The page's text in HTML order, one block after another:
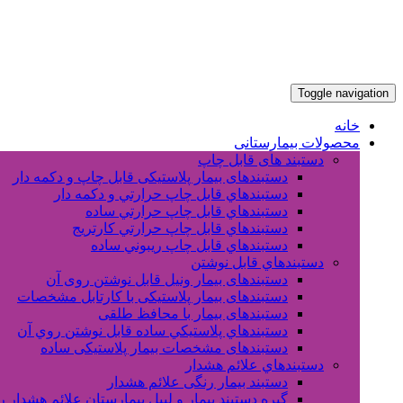
Toggle navigation
خانه
محصولات بیمارستانی
دستبند های قابل چاپ
دستبندهای بیمار پلاستیکی قابل چاپ و دکمه دار
دستبندهاي قابل چاپ حرارتي و دکمه دار
دستبندهاي قابل چاپ حرارتي ساده
دستبندهاي قابل چاپ حرارتي کارتريج
دستبندهاي قابل چاپ ريبوني ساده
دستبندهاي قابل نوشتن
دستبندهای بیمار ونیل قابل نوشتن روی آن
دستبندهای بیمار پلاستیکی با کارتابل مشخصات
دستبندهای بیمار با محافظ طلقی
دستبندهاي پلاستيکي ساده قابل نوشتن روي آن
دستبندهای مشخصات بیمار پلاستیکی ساده
دستبندهاي علائم هشدار
دستبند بیمار رنگی علائم هشدار
گیره دستبند بیمار و لیبل بیمارستان علائم هشدار